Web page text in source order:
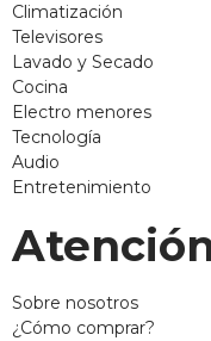
Climatización
Televisores
Lavado y Secado
Cocina
Electro menores
Tecnología
Audio
Entretenimiento
Sobre nosotros
¿Cómo comprar?